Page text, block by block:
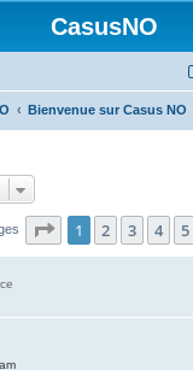
CasusNO
Bienvenue sur Casus NO
Page 1sur41
1 2 3 4 5